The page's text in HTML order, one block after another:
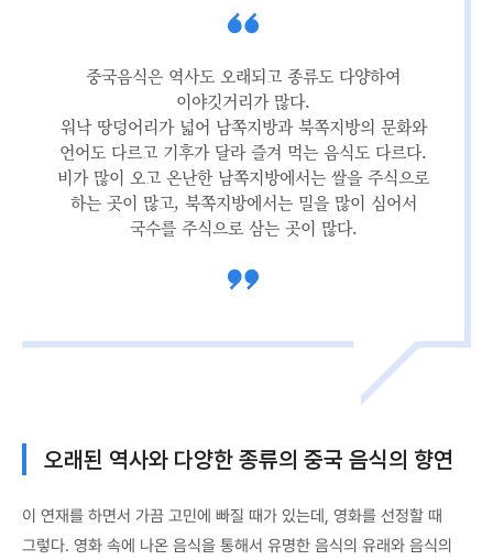
중국음식은 역사도 오래되고 종류도 다양하여
이야깃거리가 많다.
워낙 땅덩어리가 넓어 남쪽지방과 북쪽지방의 문화와
언어도 다르고 기후가 달라 즐겨 먹는 음식도 다르다.
비가 많이 오고 온난한 남쪽지방에서는 쌀을 주식으로
하는 곳이 많고, 북쪽지방에서는 밀을 많이 심어서
국수를 주식으로 삼는 곳이 많다.
오래된 역사와 다양한 종류의 중국 음식의 향연
이 연재를 하면서 가끔 고민에 빠질 때가 있는데, 영화를 선정할 때
그렇다. 영화 속에 나온 음식을 통해서 유명한 음식의 유래와 음식의